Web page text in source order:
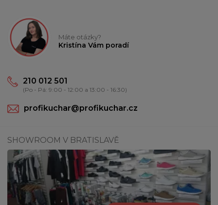
Máte otázky?
Kristína Vám poradí
210 012 501
(Po - Pá: 9:00 - 12:00 a 13:00 - 16:30)
profikuchar@profikuchar.cz
SHOWROOM V BRATISLAVĚ